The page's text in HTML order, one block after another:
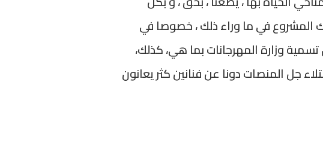
المشروع في ما وراء ذلك ، خصوصا في
وزارة المهرجانات بما هي، كذلك،
جل المنصات دونا عن فنانين كثر يعانون